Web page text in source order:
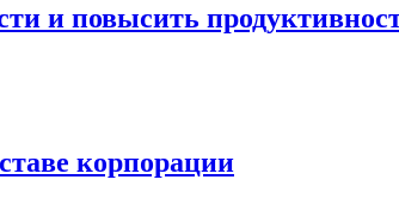
и повысить
корпорации